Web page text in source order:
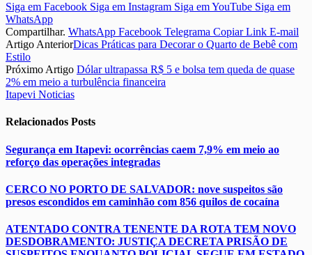
Siga em Facebook Siga em Instagram Siga em YouTube Siga em
WhatsApp
Compartilhar. WhatsApp Facebook Telegrama Copiar Link E-mail
Artigo AnteriorDicas Práticas para Decorar o Quarto de Bebê com
Estilo
Próximo Artigo Dólar ultrapassa R$ 5 e bolsa tem queda de quase
2% em meio a turbulência financeira
Itapevi Noticias
Relacionados Posts
Segurança em Itapevi: ocorrências caem 7,9% em meio ao
reforço das operações integradas
CERCO NO PORTO DE SALVADOR: nove suspeitos são
presos escondidos em caminhão com 856 quilos de cocaína
ATENTADO CONTRA TENENTE DA ROTA TEM NOVO
DESDOBRAMENTO: JUSTIÇA DECRETA PRISÃO DE